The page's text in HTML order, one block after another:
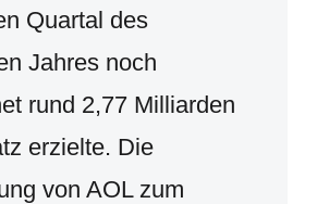
Quartal des
Jahres noch
rund 2,77 Milliarden
erzielte. Die
von AOL zum